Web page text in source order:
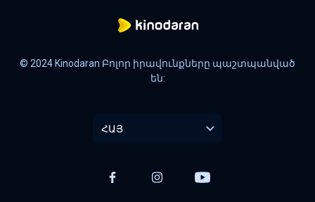
© 2024 Kinodaran Բոլոր իրավունքները պաշտպանված
են:
ՀԱՅ